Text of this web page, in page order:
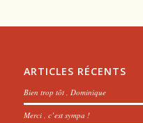
ARTICLES RÉCENTS
Bien trop tôt , Dominique
Merci , c’est sympa !